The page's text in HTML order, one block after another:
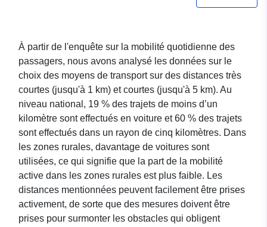
À partir de l'enquête sur la mobilité quotidienne des
passagers, nous avons analysé les données sur le
choix des moyens de transport sur des distances très
courtes (jusqu'à 1 km) et courtes (jusqu'à 5 km). Au
niveau national, 19 % des trajets de moins d’un
kilomètre sont effectués en voiture et 60 % des trajets
sont effectués dans un rayon de cinq kilomètres. Dans
les zones rurales, davantage de voitures sont
utilisées, ce qui signifie que la part de la mobilité
active dans les zones rurales est plus faible. Les
distances mentionnées peuvent facilement être prises
activement, de sorte que des mesures doivent être
prises pour surmonter les obstacles qui obligent